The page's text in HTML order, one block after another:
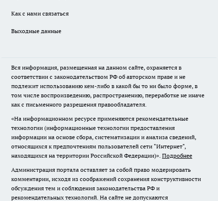
Как с нами связаться
Выходные данные
Вся информация, размещенная на данном сайте, охраняется в
соответствии с законодательством РФ об авторском праве и не
подлежит использованию кем-либо в какой бы то ни было форме, в
том числе воспроизведению, распространению, переработке не иначе
как с письменного разрешения правообладателя.
«На информационном ресурсе применяются рекомендательные
технологии (информационные технологии предоставления
информации на основе сбора, систематизации и анализа сведений,
относящихся к предпочтениям пользователей сети "Интернет",
находящихся на территории Российской Федерации)». Подробнее
Администрация портала оставляет за собой право модерировать
комментарии, исходя из соображений сохранения конструктивности
обсуждения тем и соблюдения законодательства РФ и
рекомендательных технологий. На сайте не допускаются